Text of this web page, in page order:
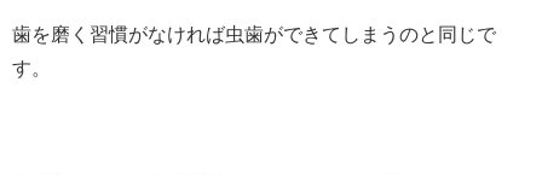
歯を磨く習慣がなければ虫歯ができてしまうのと同じで
す。